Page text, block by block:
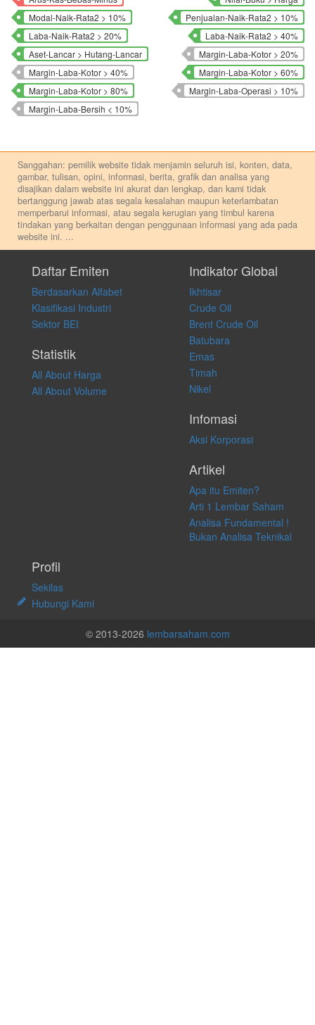
Modal-Naik-Rata2 > 10%
Penjualan-Naik-Rata2 > 10%
Laba-Naik-Rata2 > 20%
Laba-Naik-Rata2 > 40%
Aset-Lancar > Hutang-Lancar
Margin-Laba-Kotor > 20%
Margin-Laba-Kotor > 40%
Margin-Laba-Kotor > 60%
Margin-Laba-Kotor > 80%
Margin-Laba-Operasi > 10%
Margin-Laba-Bersih < 10%
Sanggahan: pemilik website tidak menjamin seluruh isi, konten, data,
gambar, tulisan, opini, informasi, berita, grafik dan analisa yang
disajikan dalam website ini akurat dan lengkap, dan kami tidak
bertanggung jawab atas segala kesalahan maupun keterlambatan
memperbarui informasi, atau segala kerugian yang timbul karena
tindakan yang berkaitan dengan penggunaan informasi yang ada pada
website ini. ...
pribadi. Kami tidak memberi anjuran, saran, rekomendasi untuk
membeli, menjual atau melakukan aktivitas lain yang terkait dengan
transaksi perdagangan apapun, dan kami tidak bertanggung jawab
atas keputusan investasi yang dilakukan dalam kondisi dan situasi
apapun juga, yang diakibatkan secara langsung maupun tidak
langsung atas konten pada website ini.
Daftar Emiten
Berdasarkan Alfabet
Klasifikasi Industri
Sektor BEI
Statistik
All About Harga
All About Volume
Indikator Global
Ikhtisar
Crude Oil
Brent Crude Oil
Batubara
Emas
Timah
Nikel
Infomasi
Aksi Korporasi
Artikel
Apa itu Emiten?
Arti 1 Lembar Saham
Analisa Fundamental !
Bukan Analisa Teknikal
Profil
Sekilas
Hubungi Kami
© 2013-2026 lembarsaham.com